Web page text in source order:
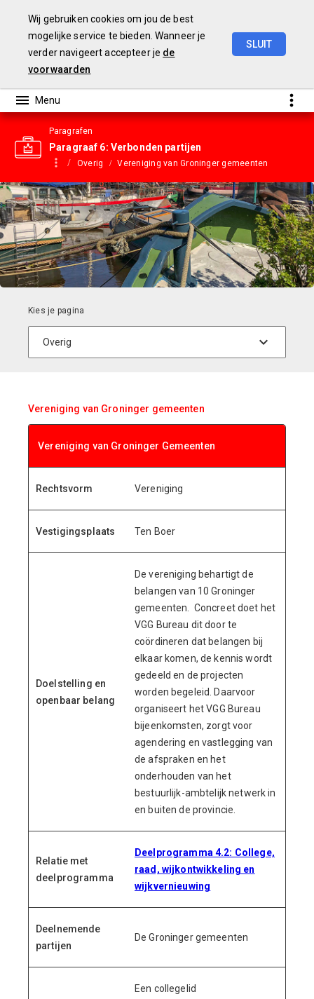
Wij gebruiken cookies om jou de best
mogelijke service te bieden. Wanneer je
verder navigeert accepteer je de
voorwaarden
SLUIT
Paragrafen
Paragraaf 6: Verbonden partijen
Overig Vereniging van Groninger gemeenten
Vereniging van Groninger gemeenten
Vereniging van Groninger Gemeenten
Rechtsvorm Vereniging
Vestigingsplaats Ten Boer
Doelstelling en
openbaar belang
De vereniging behartigt de
belangen van 10 Groninger
gemeenten. Concreet doet het
VGG Bureau dit door te
coördineren dat belangen bij
elkaar komen, de kennis wordt
gedeeld en de projecten
worden begeleid. Daarvoor
organiseert het VGG Bureau
bijeenkomsten, zorgt voor
agendering en vastlegging van
de afspraken en het
onderhouden van het
bestuurlijk-ambtelijk netwerk in
en buiten de provincie.
Relatie met
deelprogramma
Deelprogramma 4.2: College,
raad, wijkontwikkeling en
wijkvernieuwing
Deelnemende
partijen
De Groninger gemeenten
Een collegelid